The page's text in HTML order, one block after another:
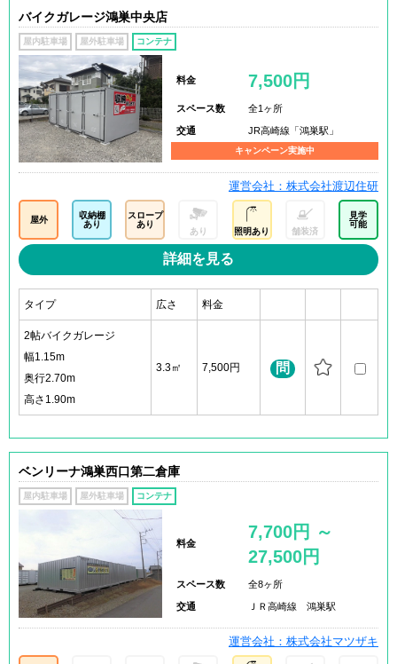
バイクガレージ鴻巣中央店
屋内駐車場 屋外駐車場 コンテナ
料金 7,500円
スペース数 全1ヶ所
交通 JR高崎線「鴻巣駅」
キャンペーン実施中
運営会社：株式会社渡辺住研
屋外
収納棚
あり
スロープ
あり
あり 照明あり 舗装済
見学
可能
詳細を見る
タイプ 広さ 料金
2帖バイクガレージ
幅1.15m
奥行2.70m
高さ1.90m
3.3㎡ 7,500円 問
ベンリーナ鴻巣西口第二倉庫
屋内駐車場 屋外駐車場 コンテナ
料金
7,700円 ～
27,500円
スペース数 全8ヶ所
交通 ＪＲ高崎線 鴻巣駅
運営会社：株式会社マツザキ